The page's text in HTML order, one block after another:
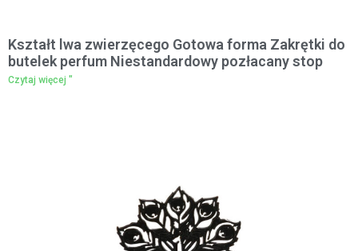
Kształt lwa zwierzęcego Gotowa forma Zakrętki do
butelek perfum Niestandardowy pozłacany stop
Czytaj więcej "